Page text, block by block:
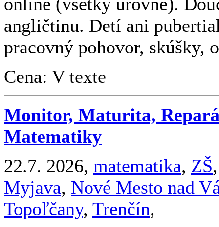
angličtinu. Detí ani
pracovný pohovor, skúšky,
Cena: V texte
Monitor, Maturita,
Matematiky
22.7. 2026, matematika, ZŠ
Myjava, Nové Mesto nad
Topoľčany, Trenčín,